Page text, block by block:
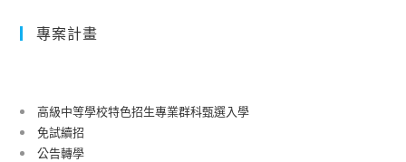
成
專案計畫
高級中等學校特色招生專業群科甄選入學
免試續招
公告轉學